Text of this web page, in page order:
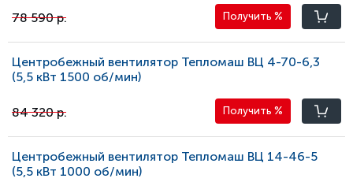
78 590 р. Получить %
Центробежный вентилятор Тепломаш ВЦ 4-70-6,3
(5,5 кВт 1500 oб/мин)
84 320 р. Получить %
Центробежный вентилятор Тепломаш ВЦ 14-46-5
(5,5 кВт 1000 oб/мин)